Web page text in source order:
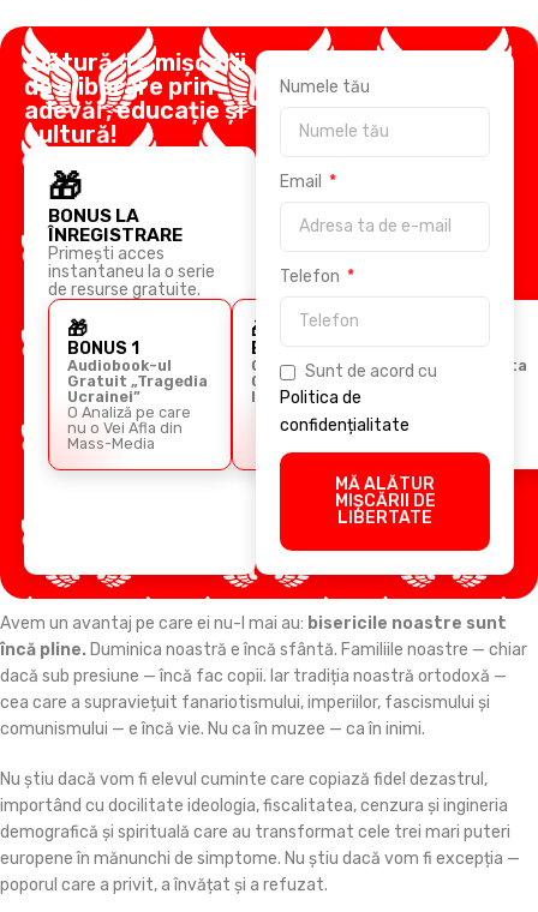
Alătură-te mișcării
de eliberare prin
adevăr, educație și
cultură!
🎁
BONUS LA
ÎNREGISTRARE
Primești acces
instantaneu la o serie
de resurse gratuite.
🎁
BONUS 1
Audiobook-ul
Gratuit „Tragedia
Ucrainei”
O Analiză pe care
nu o Vei Afla din
Mass-Media
🎁
BONUS 2
Ghidul
Comunicării
Imperiale
Cursul Arta
Retoricii
Numele tău
Email
Telefon
Sunt de acord cu
Politica de
confidențialitate
MĂ ALĂTUR
MIȘCĂRII DE
LIBERTATE
Avem un avantaj pe care ei nu-l mai au: bisericile noastre sunt
încă pline. Duminica noastră e încă sfântă. Familiile noastre — chiar
dacă sub presiune — încă fac copii. Iar tradiția noastră ortodoxă —
cea care a supraviețuit fanariotismului, imperiilor, fascismului și
comunismului — e încă vie. Nu ca în muzee — ca în inimi.
Nu știu dacă vom fi elevul cuminte care copiază fidel dezastrul,
importând cu docilitate ideologia, fiscalitatea, cenzura și ingineria
demografică și spirituală care au transformat cele trei mari puteri
europene în mănunchi de simptome. Nu știu dacă vom fi excepția —
poporul care a privit, a învățat și a refuzat.